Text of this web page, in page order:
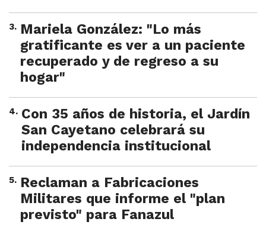
3. Mariela González: "Lo más
gratificante es ver a un paciente
recuperado y de regreso a su
hogar"
4. Con 35 años de historia, el Jardín
San Cayetano celebrará su
independencia institucional
5. Reclaman a Fabricaciones
Militares que informe el "plan
previsto" para Fanazul